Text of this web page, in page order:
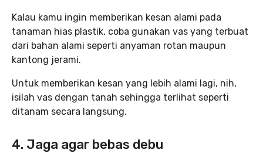
Kalau kamu ingin memberikan kesan alami pada
tanaman hias plastik, coba gunakan vas yang terbuat
dari bahan alami seperti anyaman rotan maupun
kantong jerami.
Untuk memberikan kesan yang lebih alami lagi, nih,
isilah vas dengan tanah sehingga terlihat seperti
ditanam secara langsung.
4. Jaga agar bebas debu